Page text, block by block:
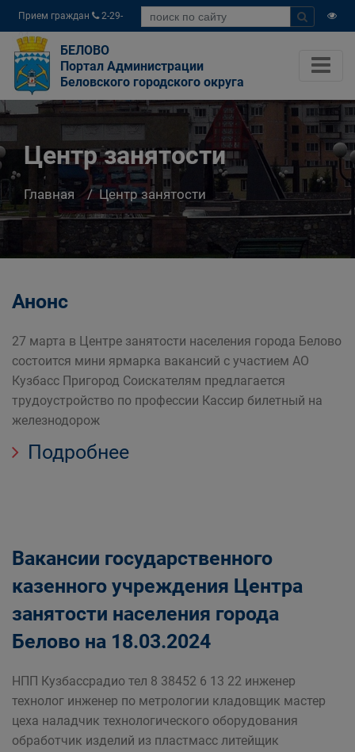
Прием граждан
2-29-
04
БЕЛОВО
Портал Администрации
Беловского городского округа
Центр занятости
Главная Центр занятости
Анонс
27 марта в Центре занятости населения города Белово
состоится мини ярмарка вакансий с участием АО
Кузбасс Пригород Соискателям предлагается
трудоустройство по профессии Кассир билетный на
железнодорож
Подробнее
Вакансии государственного
казенного учреждения Центра
занятости населения города
Белово на 18.03.2024
НПП Кузбассрадио тел 8 38452 6 13 22 инженер
технолог инженер по метрологии кладовщик мастер
цеха наладчик технологического оборудования
обработчик изделий из пластмасс литейщик